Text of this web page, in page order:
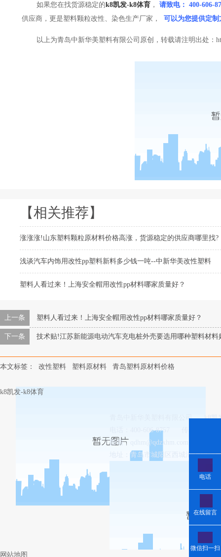
如果您在找货源稳定的k8凯发-k8体育 ， 请致电： 400-606-
供应商，更是塑料颗粒改性、染色生产厂家，
可以为您提供定
以上为青岛中新华美塑料有限公司原创，转载请注明出处：
【相关推荐】
涨涨涨!山东塑料颗粒原材料价格高涨，货源稳定的供应商哪里找?
浅谈汽车内饰用改性pp塑料新料多少钱一吨--中新华美改性塑料
塑料人看过来！上海安全帽用改性pp材料哪家质量好？
上一条 塑料人看过来！上海安全帽用改性pp材料哪家质量好？
下一条 技术贴!江苏新能源电动汽车充电桩外壳要选用哪种塑料材料
本文标签： 改性塑料 塑料原材料 青岛塑料原材料价格
k8凯发-k8体育
青岛中新华美塑料有限公司
k8凯
电话：400-606-8757
邮箱：
qdhm@qdzxhm.com.cn
地址：青岛市城阳区西城汇工业园8-
电话
在线留言
微信扫一扫
网站地图